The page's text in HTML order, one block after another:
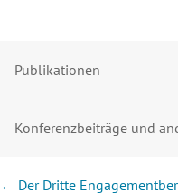
Publikationen
Konferenzbeiträge und
Posts
← Der Dritte